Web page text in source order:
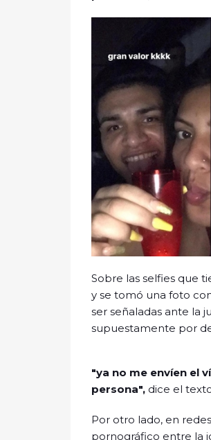
Sobre las selfies que
y se tomó una foto
ser señaladas ante la
supuestamente por
"ya no me envíen el
persona", dice el
Por otro lado, en
pornográfico entre la